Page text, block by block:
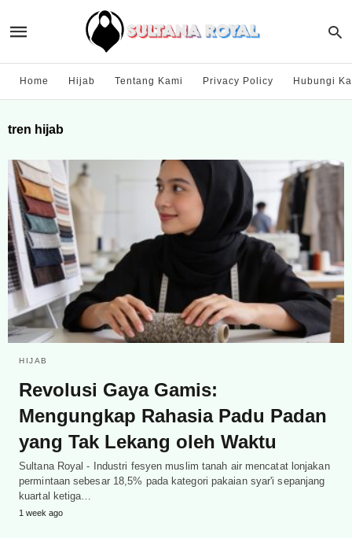
Home Hijab Tentang Kami Privacy Policy Hubungi
tren hijab
HIJAB
Revolusi Gaya Gamis:
Mengungkap Rahasia Padu Padan
yang Tak Lekang oleh Waktu
Sultana Royal - Industri fesyen muslim tanah air mencatat lonjakan
permintaan sebesar 18,5% pada kategori pakaian syar'i sepanjang
kuartal ketiga…
1 week ago